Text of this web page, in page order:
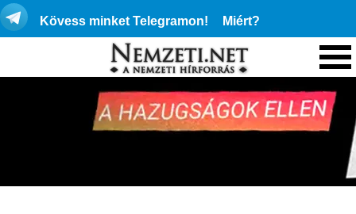
Kövess minket Telegramon! Miért?